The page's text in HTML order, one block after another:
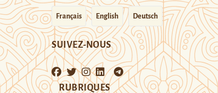
Français English Deutsch
SUIVEZ-NOUS
RUBRIQUES